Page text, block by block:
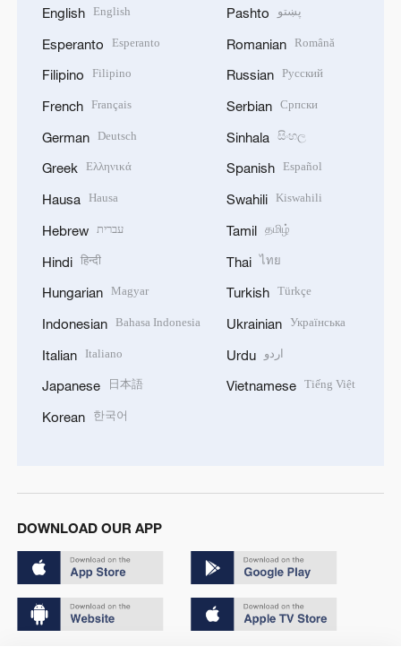
English English
Esperanto Esperanto
Filipino Filipino
French Français
German Deutsch
Greek Ελληνικά
Hausa Hausa
Hebrew עברית
Hindi हिन्दी
Hungarian Magyar
Indonesian Bahasa Indonesia
Italian Italiano
Japanese 日本語
Korean 한국어
Pashto پښتو
Romanian Română
Russian Русский
Serbian Српски
Sinhala සිංහල
Spanish Español
Swahili Kiswahili
Tamil தமிழ்
Thai ไทย
Turkish Türkçe
Ukrainian Українська
Urdu اردو
Vietnamese Tiếng Việt
DOWNLOAD OUR APP